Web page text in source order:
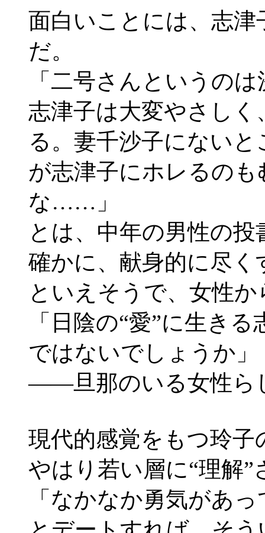
面白いことには、志
だ。
「二号さんというの
志津子は大変やさし
る。妻千沙子にない
が志津子にホレるの
な……」
とは、中年の男性の投
確かに、献身的に尽
といえそうで、女性
「日陰の“愛”に生き
ではないでしょうか」
――旦那のいる女性ら
現代的感覚をもつ玲
やはり若い層に“理解”
「なかなか勇気があ